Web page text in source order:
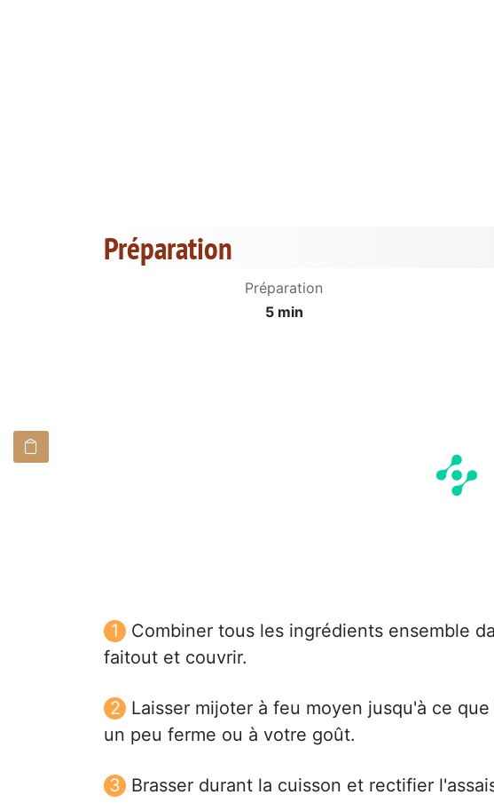
Préparation
Préparation
5 min
Combiner tous les ingrédients ensemble
faitout et couvrir.
Laisser mijoter à feu moyen jusqu'à ce
un peu ferme ou à votre goût.
Brasser durant la cuisson et rectifier